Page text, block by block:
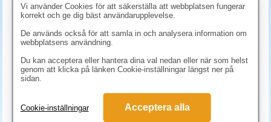
136.30 kr (inkl. moms)
Vi använder Cookies för att säkerställa att webbplatsen fungerar
korrekt och ge dig bäst användarupplevelse.
De används också för att samla in och analysera information om
webbplatsens användning.
Du kan acceptera eller hantera dina val nedan eller när som helst
genom att klicka på länken Cookie-inställningar längst ner på
sidan.
Cookie-inställningar Acceptera alla